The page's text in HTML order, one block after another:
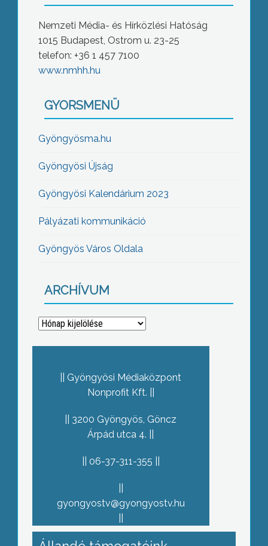
Nemzeti Média- és Hírközlési Hatóság
1015 Budapest, Ostrom u. 23-25
telefon: +36 1 457 7100
www.nmhh.hu
GYORSMENÜ
Gyöngyösma.hu
Gyöngyösi Újság
Gyöngyösi Kalendárium 2023
Pályázati kommunikáció
Gyöngyös Város Oldala
ARCHÍVUM
Archívum
Gyöngyösi Médiaközpont
Nonprofit Kft.
3200 Gyöngyös, Göncz
Árpád utca 4.
06-37-311-355
gyongyostv@gyongyostv.hu